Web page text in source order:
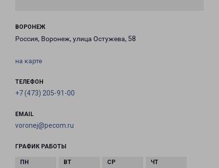
ВОРОНЕЖ
Россия, Воронеж, улица Остужева, 58
на карте
ТЕЛЕФОН
+7 (473) 205-91-00
EMAIL
voronej@pecom.ru
ГРАФИК РАБОТЫ